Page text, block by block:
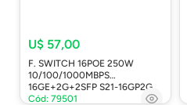
U$ 57,00
F. SWITCH 16POE 250W
10/100/1000MBPS
16GE+2G+2SFP S21-16GP2G
Cód: 79501